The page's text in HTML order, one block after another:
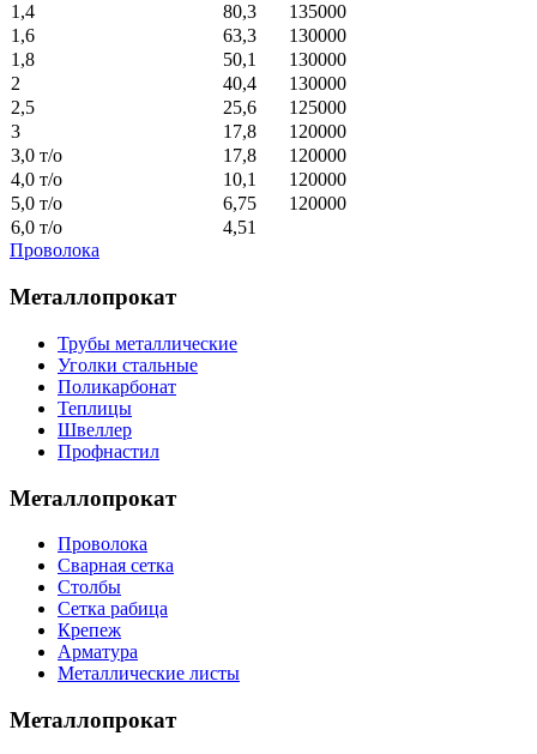
1,4
80,3
135000
1,6
63,3
130000
1,8
50,1
130000
2
40,4
130000
2,5
25,6
125000
3
17,8
120000
3,0 т/о
17,8
120000
4,0 т/о
10,1
120000
5,0 т/о
6,75
120000
6,0 т/о
4,51
Проволока
Металлопрокат
Трубы металлические
Уголки стальные
Поликарбонат
Теплицы
Швеллер
Профнастил
Металлопрокат
Проволока
Сварная сетка
Столбы
Сетка рабица
Крепеж
Арматура
Металлические листы
Металлопрокат